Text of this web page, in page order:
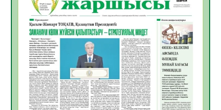
Инфекциялық ауруларға қарсы иммундау
жұмыстарының тиімділігі
06.08.2026
53
Көкжөтел ауруы туралы
06.08.2026
51
АПВ вакцинасы туралы мәлімет
06.08.2026
49